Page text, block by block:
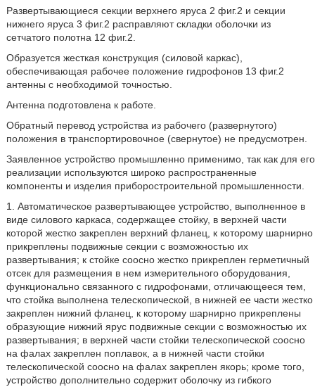
Развертывающиеся секции верхнего яруса 2 фиг.2 и секции
нижнего яруса 3 фиг.2 расправляют складки оболочки из
сетчатого полотна 12 фиг.2.
Образуется жесткая конструкция (силовой каркас),
обеспечивающая рабочее положение гидрофонов 13 фиг.2
антенны с необходимой точностью.
Антенна подготовлена к работе.
Обратный перевод устройства из рабочего (развернутого)
положения в транспортировочное (свернутое) не предусмотрен.
Заявленное устройство промышленно применимо, так как для его
реализации используются широко распространенные
компоненты и изделия приборостроительной промышленности.
1. Автоматическое развертывающее устройство, выполненное в
виде силового каркаса, содержащее стойку, в верхней части
которой жестко закреплен верхний фланец, к которому шарнирно
прикреплены подвижные секции с возможностью их
развертывания; к стойке соосно жестко прикреплен герметичный
отсек для размещения в нем измерительного оборудования,
функционально связанного с гидрофонами, отличающееся тем,
что стойка выполнена телескопической, в нижней ее части жестко
закреплен нижний фланец, к которому шарнирно прикреплены
образующие нижний ярус подвижные секции с возможностью их
развертывания; в верхней части стойки телескопической соосно
на фалах закреплен поплавок, а в нижней части стойки
телескопической соосно на фалах закреплен якорь; кроме того,
устройство дополнительно содержит оболочку из гибкого